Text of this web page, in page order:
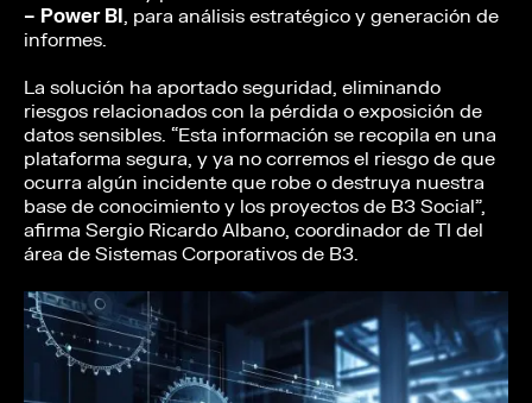
– Power BI, para análisis estratégico y generación de
informes.
La solución ha aportado seguridad, eliminando
riesgos relacionados con la pérdida o exposición de
datos sensibles. “Esta información se recopila en una
plataforma segura, y ya no corremos el riesgo de que
ocurra algún incidente que robe o destruya nuestra
base de conocimiento y los proyectos de B3 Social”,
afirma Sergio Ricardo Albano, coordinador de TI del
área de Sistemas Corporativos de B3.